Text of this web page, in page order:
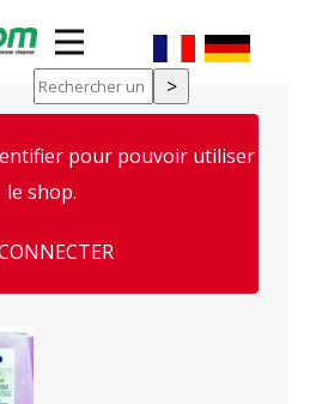
pour pouvoir utiliser
le shop.